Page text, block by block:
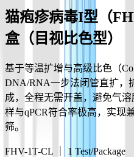
猫疱疹病毒I型（
盒（目视比色型）
基于等温扩增与高级比色（
DNA/RNA一步法闭管直扩，
成，全程无需开盖，避免气
样与qPCR符合率极高，实现
筛。
FHV-1T-CL ｜ 1 Test/Package